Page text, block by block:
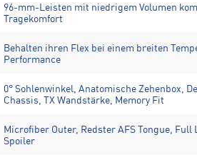
96-mm-Leisten mit niedrigem Volumen
Tragekomfort
Behalten ihren Flex bei einem breiten
Performance
0° Sohlenwinkel, Anatomische Zehenbox,
Chassis, TX Wandstärke, Memory Fit
Microfiber Outer, Redster AFS Tongue,
Spoiler